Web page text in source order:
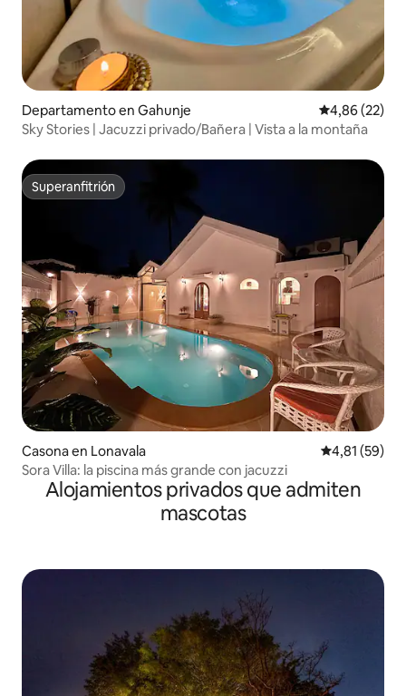
Departamento en Gahunje Calificación
4,86 (22)
Sky Stories | Jacuzzi privado/Bañera | Vista a la montaña
Superanfitrión
Superanfitrión
Casona en Lonavala Calificación
4,81 (59)
Sora Villa: la piscina más grande con jacuzzi
Alojamientos privados que admiten
mascotas